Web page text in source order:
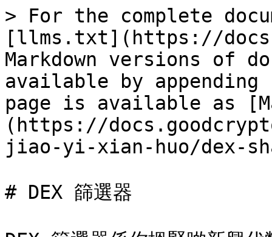
> For the complete
[llms.txt](https://
Markdown versions of
available by
page is available as
(https://
jiao-yi-xian-huo/dex-
# DEX 篩選器